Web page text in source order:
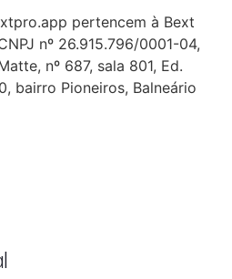
pertencem à Bext
nº 26.915.796/0001-04,
nº 687, sala 801, Ed.
bairro Pioneiros, Balneário